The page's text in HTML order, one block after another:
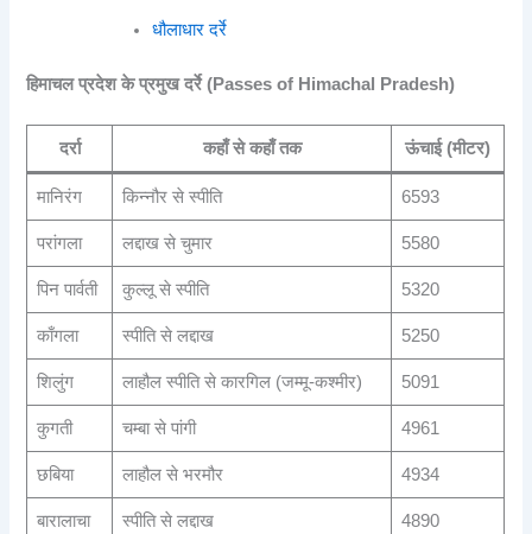
धौलाधार दर्रे
हिमाचल प्रदेश के प्रमुख दर्रे (Passes of Himachal Pradesh)
दर्रा कहाँ से कहाँ तक ऊंचाई (मीटर)
मानिरंग किन्नौर से स्पीति 6593
परांगला लद्दाख से चुमार 5580
पिन पार्वती कुल्लू से स्पीति 5320
काँगला स्पीति से लद्दाख 5250
शिलुंग लाहौल स्पीति से कारगिल (जम्मू-कश्मीर) 5091
कुगती चम्बा से पांगी 4961
छबिया लाहौल से भरमौर 4934
बारालाचा स्पीति से लद्दाख 4890